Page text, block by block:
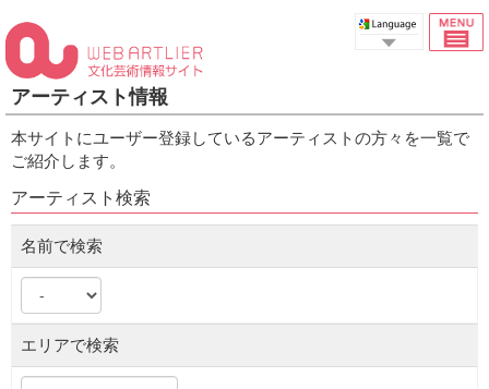
Select Language
アーティスト情報
本サイトにユーザー登録しているアーティストの方々を一覧で
ご紹介します。
アーティスト検索
名前で検索
エリアで検索